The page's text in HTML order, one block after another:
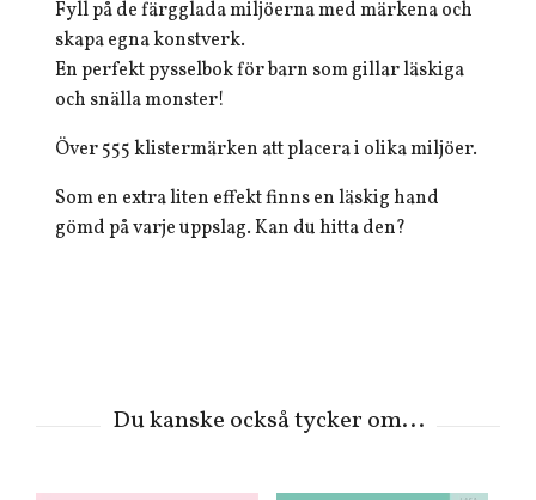
Fyll på de färgglada miljöerna med märkena och
skapa egna konstverk.
En perfekt pysselbok för barn som gillar läskiga
och snälla monster!
Över 555 klistermärken att placera i olika miljöer.
Som en extra liten effekt finns en läskig hand
gömd på varje uppslag. Kan du hitta den?